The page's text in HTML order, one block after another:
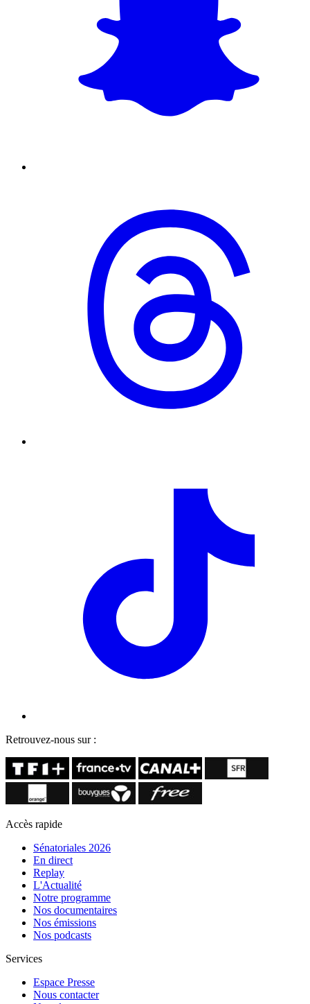
Retrouvez-nous sur :
Accès rapide
Sénatoriales 2026
En direct
Replay
L'Actualité
Notre programme
Nos documentaires
Nos émissions
Nos podcasts
Services
Espace Presse
Nous contacter